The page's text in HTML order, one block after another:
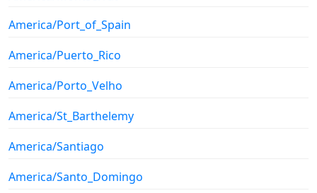
America/Port_of_Spain
America/Puerto_Rico
America/Porto_Velho
America/St_Barthelemy
America/Santiago
America/Santo_Domingo